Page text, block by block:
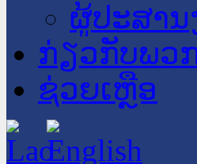
ຜູ້ປະສານ
ກ່ຽວກັບພວ
ຊ່ວຍເຫຼືອ